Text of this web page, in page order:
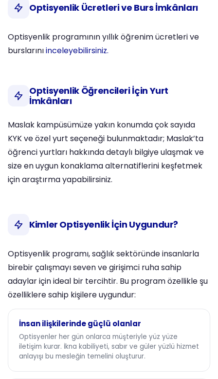
Optisyenlik Ücretleri ve Burs İmkânları
Optisyenlik programının yıllık öğrenim ücretleri ve
burslarınıinceleyebilirsiniz.
Optisyenlik Öğrencileri İçin Yurt
İmkânları
Maslak kampüsümüze yakın konumda çok sayıda
KYK ve özel yurt seçeneği bulunmaktadır; Maslak’ta
öğrenci yurtları hakkında detaylı bilgiye ulaşmak ve
size en uygun konaklama alternatiflerini keşfetmek
için araştırma yapabilirsiniz.
Kimler Optisyenlik İçin Uygundur?
Optisyenlik programı, sağlık sektöründe insanlarla
birebir çalışmayı seven ve girişimci ruha sahip
adaylar için ideal bir tercihtir. Bu program özellikle şu
özelliklere sahip kişilere uygundur:
İnsan ilişkilerinde güçlü olanlar
Optisyenler her gün onlarca müşteriyle yüz yüze
iletişim kurar. İkna kabiliyeti, sabır ve güler yüzlü hizmet
anlayışı bu mesleğin temelini oluşturur.